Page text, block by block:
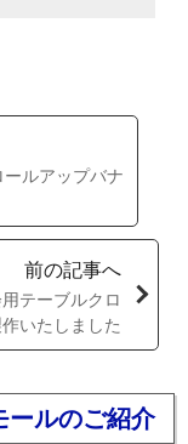
ルアップバナ
前の記事へ
テーブルクロ
いたしました
ールのご紹介